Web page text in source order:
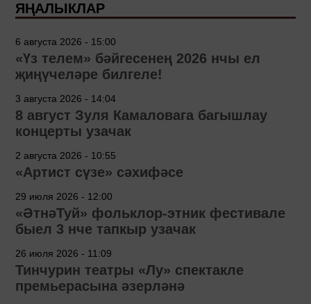
ЯҢАЛЫКЛАР
6 августа 2026 - 15:00
«Үз телем» бәйгесенең 2026 нчы ел
җиңүчеләре билгеле!
3 августа 2026 - 14:04
8 август Зуля Камаловага багышлау
концерты узачак
2 августа 2026 - 10:55
«Артист сүзе» сәхифәсе
29 июля 2026 - 12:00
«ӘтнәТуй» фольклор-этник фестивале
быел 3 нче тапкыр узачак
26 июля 2026 - 11:09
Тинчурин театры «Лу» спектакле
премьерасына әзерләнә